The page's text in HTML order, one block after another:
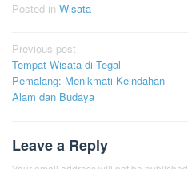
Posted in Wisata
Post
navigation
Previous post
Tempat Wisata di Tegal
Pemalang: Menikmati Keindahan
Alam dan Budaya
Leave a Reply